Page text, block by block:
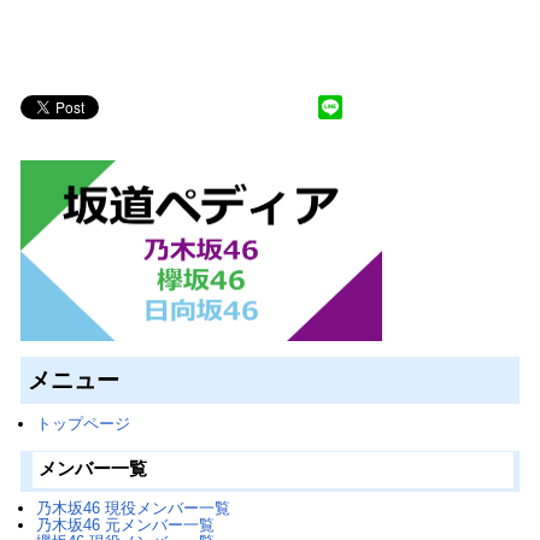
メニュー
トップページ
メンバー一覧
乃木坂46 現役メンバー一覧
乃木坂46 元メンバー一覧